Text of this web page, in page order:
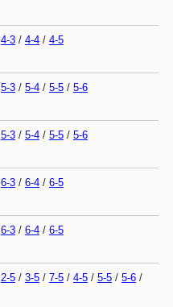
4-3/ 4-4/ 4-5
5-3/ 5-4/ 5-5/ 5-6
5-3/ 5-4/ 5-5/ 5-6
6-3/ 6-4/ 6-5
6-3/ 6-4/ 6-5
2-5/ 3-5/ 7-5/ 4-5/ 5-5/ 5-6/